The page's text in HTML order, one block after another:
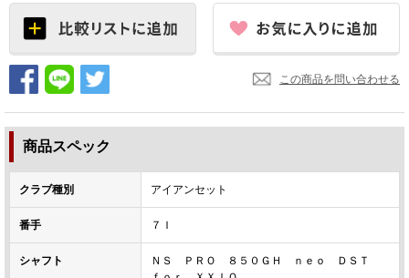
この商品を問い合わせる
商品スペック
クラブ種別 アイアンセット
番手 ７Ｉ
シャフト
ＮＳ ＰＲＯ ８５０ＧＨ ｎｅｏ ＤＳＴ